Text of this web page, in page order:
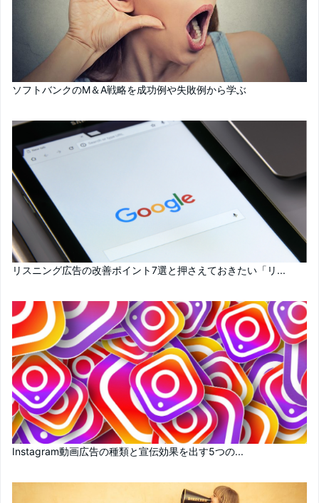
ソフトバンクのM＆A戦略を成功例や失敗例から学ぶ
リスニング広告の改善ポイント7選と押さえておきたい「リ...
Instagram動画広告の種類と宣伝効果を出す5つの...